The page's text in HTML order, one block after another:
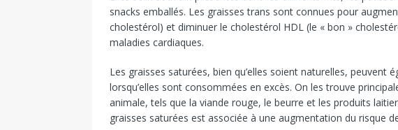
snacks emballés. Les graisses trans sont connues pour
cholestérol) et diminuer le cholestérol HDL (le « bon »
maladies cardiaques.
Les graisses saturées, bien qu’elles soient naturelles, peuvent
lorsqu’elles sont consommées en excès. On les trouve
animale, tels que la viande rouge, le beurre et les produits
graisses saturées est associée à une augmentation du risque